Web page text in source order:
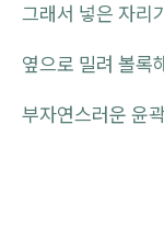
그래서 넣은 자리
옆으로 밀려 볼록
부자연스러운 윤